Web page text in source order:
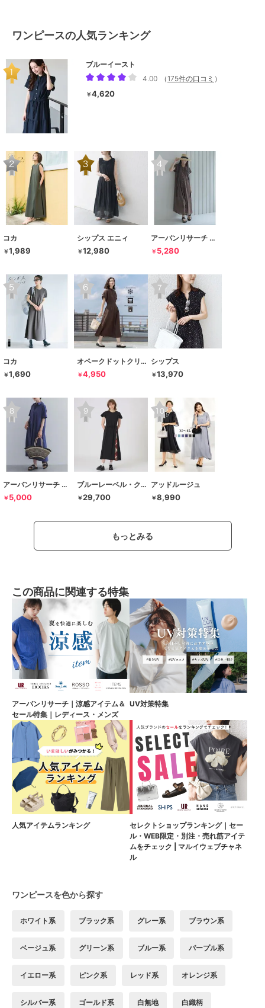
ワンピースの人気ランキング
ブルーイースト
4.00
（ 175件の口コミ ）
￥4,620
コカ
￥1,989
シップス エニィ
￥12,980
アーバンリサーチ サニーレーベル
￥ 5,280
コカ
￥1,690
オペークドットクリップ
￥4,950
シップス
￥13,970
アーバンリサーチ ドアーズ
￥ 5,000
ブルーレーベル・クレストブリッジ
￥29,700
アッドルージュ
￥8,990
もっとみる
この商品に関連する特集
アーバンリサーチ｜涼感アイテム＆
セール特集｜レディース・メンズ
UV対策特集
人気アイテムランキング
セレクトショップランキング｜セー
ル・WEB限定・別注・売れ筋アイテ
ムをチェック | マルイウェブチャネ
ル
ワンピースを色から探す
ホワイト系 ブラック系 グレー系 ブラウン系
ベージュ系 グリーン系 ブルー系 パープル系
イエロー系 ピンク系 レッド系 オレンジ系
シルバー系 ゴールド系 白無地 白織柄